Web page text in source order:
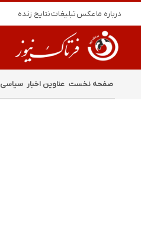
درباره ماعکستبلیغاتنتایج زنده
صفحه نخست عناوین اخبار سیاسی